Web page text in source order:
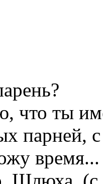
что ты
парней,
время...